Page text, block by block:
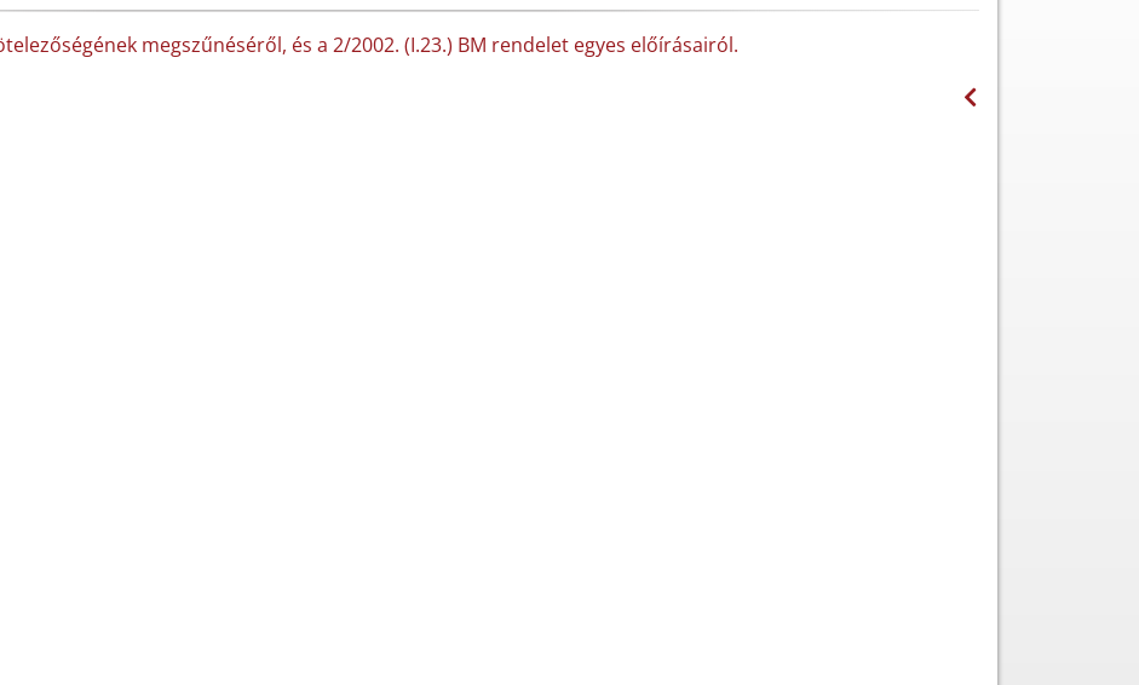
megszűnéséről, és a 2/2002. (I.23.) BM rendelet egyes előírásairól.